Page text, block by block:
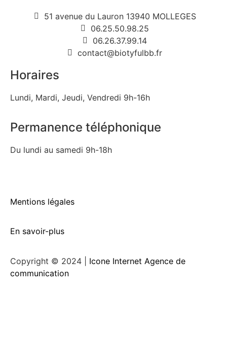
51 avenue du Lauron 13940 MOLLEGES
06.25.50.98.25
06.26.37.99.14
contact@biotyfulbb.fr
Horaires
Lundi, Mardi, Jeudi, Vendredi 9h-16h
Permanence téléphonique
Du lundi au samedi 9h-18h
Mentions légales
En savoir-plus
Copyright © 2024 |
Icone Internet Agence de
communication